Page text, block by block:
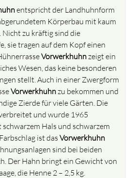
entspricht der Landhuhnform
Körperbau mit kaum
zu kräftig sind die
sie tragen auf dem Kopf einen
Vorwerkhuhnzeigt ein
Wesen, das keine besonderen
stellt. Auch in einer Zwergform
Vorwerkhuhnzu bekommen und
Zierde für viele Gärten. Die
und wurde 1965
Hals und schwarzem
ist dasVorwerkhuhn
sind bei beiden
Der Hahn bringt ein Gewicht von
die Henne 2 – 2,5 kg.